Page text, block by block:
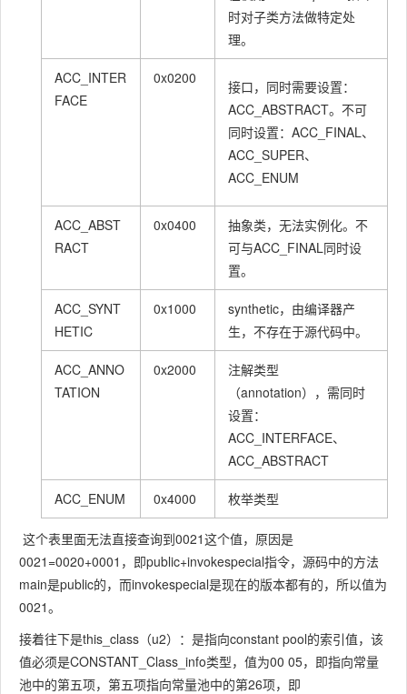
CONSTAN
u1 12
u2
或方法名称
常量的索引
值
index u2
符常量的索
引值
CONSTAN
T_Method
Handle_inf
u1
u1
值必须
1~9，它决
柄的的类型
u2
索引
CONSTAN
Type_info
tag u1 16
description
_index
u2
对常量池中
的索引
CONSTAN
bootstap_
method_att
r_index
u2
对引导方法
时对子类方法做特定处
理。
ACC_INTER
FACE
0x0200
接口，同时需要设置：
ACC_ABSTRACT。不可
同时设置：ACC_FINAL、
ACC_SUPER、
ACC_ENUM
ACC_ABST
RACT
0x0400
抽象类，无法实例化。不
可与ACC_FINAL同时设
置。
ACC_SYNT
HETIC
0x1000
synthetic，由编译器产
生，不存在于源代码中。
ACC_ANNO
TATION
0x2000
注解类型
（annotation），需同时
设置：
ACC_INTERFACE、
ACC_ABSTRACT
ACC_ENUM 0x4000 枚举类型
这个表里面无法直接查询到0021这个值，原因是
0021=0020+0001，即public+invokespecial指令，源码中的方法
main是public的，而invokespecial是现在的版本都有的，所以值为
0021。
接着往下是this_class（u2）：是指向constant pool的索引值，该
值必须是CONSTANT_Class_info类型，值为00 05，即指向常量
池中的第五项，第五项指向常量池中的第26项，即